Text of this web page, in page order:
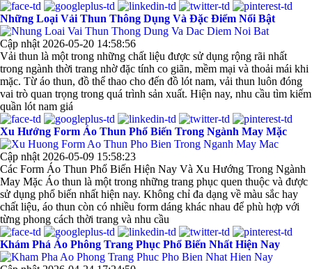
Những Loại Vải Thun Thông Dụng Và Đặc Điểm Nổi Bật
Cập nhật 2026-05-20 14:58:56
Vải thun là một trong những chất liệu được sử dụng rộng rãi nhất
trong ngành thời trang nhờ đặc tính co giãn, mềm mại và thoải mái khi
mặc. Từ áo thun, đồ thể thao cho đến đồ lót nam, vải thun luôn đóng
vai trò quan trọng trong quá trình sản xuất. Hiện nay, nhu cầu tìm kiếm
quần lót nam giá
Xu Hướng Form Áo Thun Phổ Biến Trong Ngành May Mặc
Cập nhật 2026-05-09 15:58:23
Các Form Áo Thun Phổ Biến Hiện Nay Và Xu Hướng Trong Ngành
May Mặc Áo thun là một trong những trang phục quen thuộc và được
sử dụng phổ biến nhất hiện nay. Không chỉ đa dạng về màu sắc hay
chất liệu, áo thun còn có nhiều form dáng khác nhau để phù hợp với
từng phong cách thời trang và nhu cầu
Khám Phá Áo Phông Trang Phục Phổ Biến Nhất Hiện Nay